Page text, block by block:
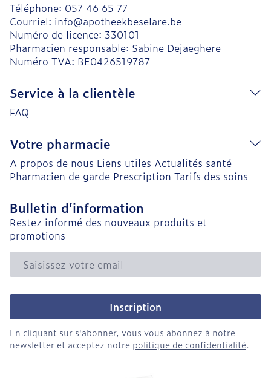
Téléphone: 057 46 65 77
Courriel: info@apotheekbeselare.be
Numéro de licence: 330101
Pharmacien responsable: Sabine Dejaeghere
Numéro TVA: BE0426519787
Service à la clientèle
FAQ
Votre pharmacie
A propos de nous Liens utiles Actualités santé
Pharmacien de garde Prescription Tarifs des soins
Bulletin d’information
Restez informé des nouveaux produits et
promotions
Adresse mail
Inscription
En cliquant sur s'abonner, vous vous abonnez à notre
newsletter et acceptez notre politique de confidentialité.